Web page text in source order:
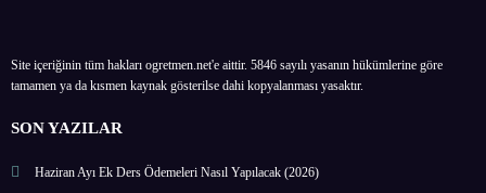
Site içeriğinin tüm hakları ogretmen.net'e aittir. 5846 sayılı yasanın hükümlerine göre
tamamen ya da kısmen kaynak gösterilse dahi kopyalanması yasaktır.
SON YAZILAR
Haziran Ayı Ek Ders Ödemeleri Nasıl Yapılacak (2026)